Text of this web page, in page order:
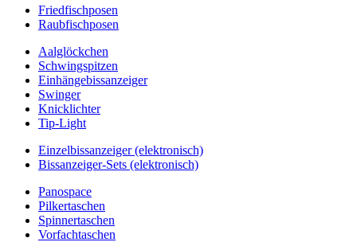
Friedfischposen
Raubfischposen
Aalglöckchen
Schwingspitzen
Einhängebissanzeiger
Swinger
Knicklichter
Tip-Light
Einzelbissanzeiger (elektronisch)
Bissanzeiger-Sets (elektronisch)
Panospace
Pilkertaschen
Spinnertaschen
Vorfachtaschen